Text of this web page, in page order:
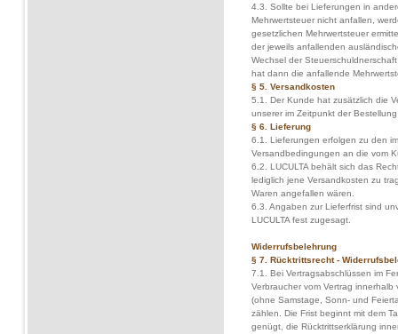
4.3. Sollte bei Lieferungen in
Mehrwertsteuer nicht anfallen,
gesetzlichen Mehrwertsteuer
der jeweils anfallenden
Wechsel der
hat dann die anfallende
§ 5. Versandkosten
5.1. Der Kunde hat zusätzlich die
unserer im Zeitpunkt der
§ 6. Lieferung
6.1. Lieferungen erfolgen zu den
Versandbedingungen an die vom
6.2. LUCULTA behält sich das
lediglich jene Versandkosten zu
Waren angefallen wären.
6.3. Angaben zur Lieferfrist sind
LUCULTA fest zugesagt.
Widerrufsbelehrung
§ 7. Rücktrittsrecht -
7.1. Bei Vertragsabschlüssen im
Verbraucher vom Vertrag
(ohne Samstage, Sonn- und
zählen. Die Frist beginnt mit dem
genügt, die Rücktrittserklärung